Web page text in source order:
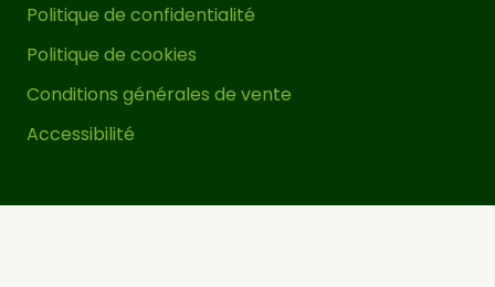
Politique de confidentialité
Politique de cookies
Conditions générales de vente
Accessibilité